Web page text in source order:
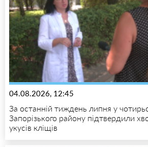
04.08.2026, 12:45
За останній тиждень липня у
Запорізького району підтвердили
укусів кліщів